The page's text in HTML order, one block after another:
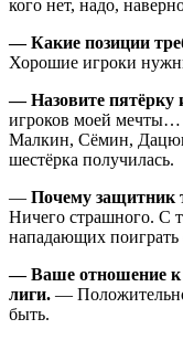
кого нет, надо,
— Какие позиции
Хорошие игроки
— Назовите пятёрку
игроков моей мечты…
Малкин, Сёмин,
шестёрка получилась.
— Почему защитник
Ничего страшного. С
нападающих поиграть
— Ваше отношение к
лиги. —
быть.